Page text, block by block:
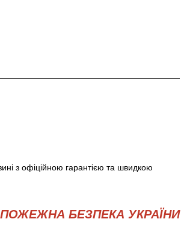
з офіційною гарантією та швидкою
ПОЖЕЖНА БЕЗПЕКА УКРАЇНИ